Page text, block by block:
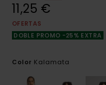
11,25 €
OFERTAS
DOBLE PROMO -25% EXTRA
Color Kalamata